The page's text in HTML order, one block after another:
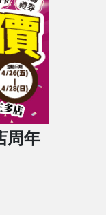
周年